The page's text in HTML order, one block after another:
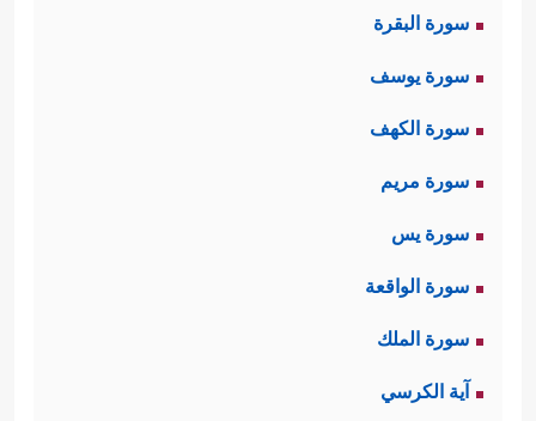
سورة البقرة
سورة يوسف
سورة الكهف
سورة مريم
سورة يس
سورة الواقعة
سورة الملك
آية الكرسي